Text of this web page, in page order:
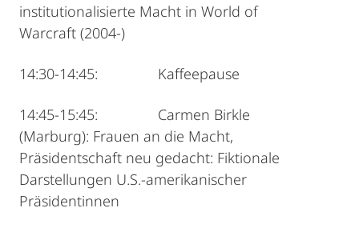
institutionalisierte Macht in World of
Warcraft (2004-)
14:30-14:45: Kaffeepause
14:45-15:45: Carmen Birkle
(Marburg): Frauen an die Macht,
Präsidentschaft neu gedacht: Fiktionale
Darstellungen U.S.-amerikanischer
Präsidentinnen